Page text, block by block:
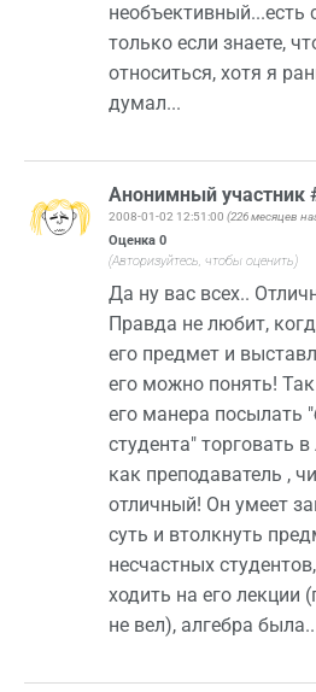
необъективный...есть
только если знаете,
относиться, хотя я
думал...
Анонимный участник
2008-01-02 12:51:00 (226 месяцев
Оценка 0
(Авторизуйтесь, чтобы оценить)
Да ну вас всех..
Правда не любит,
его предмет и
его можно понять!
его манера посылать
студента" торговать
как преподаватель ,
отличный! Он умеет
суть и втолкнуть
несчастных
ходить на его лекции
не вел), алгебра была..